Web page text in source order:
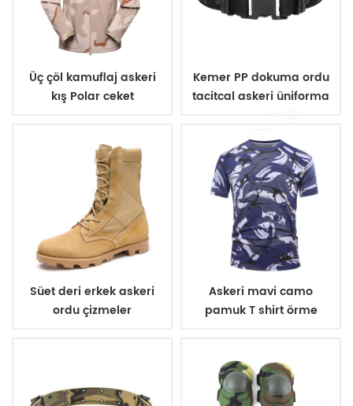
Üç çöl kamuflaj askeri
kış Polar ceket
Kemer PP dokuma ordu
tacitcal askeri üniforma
Süet deri erkek askeri
ordu çizmeler
Askeri mavi camo
pamuk T shirt örme